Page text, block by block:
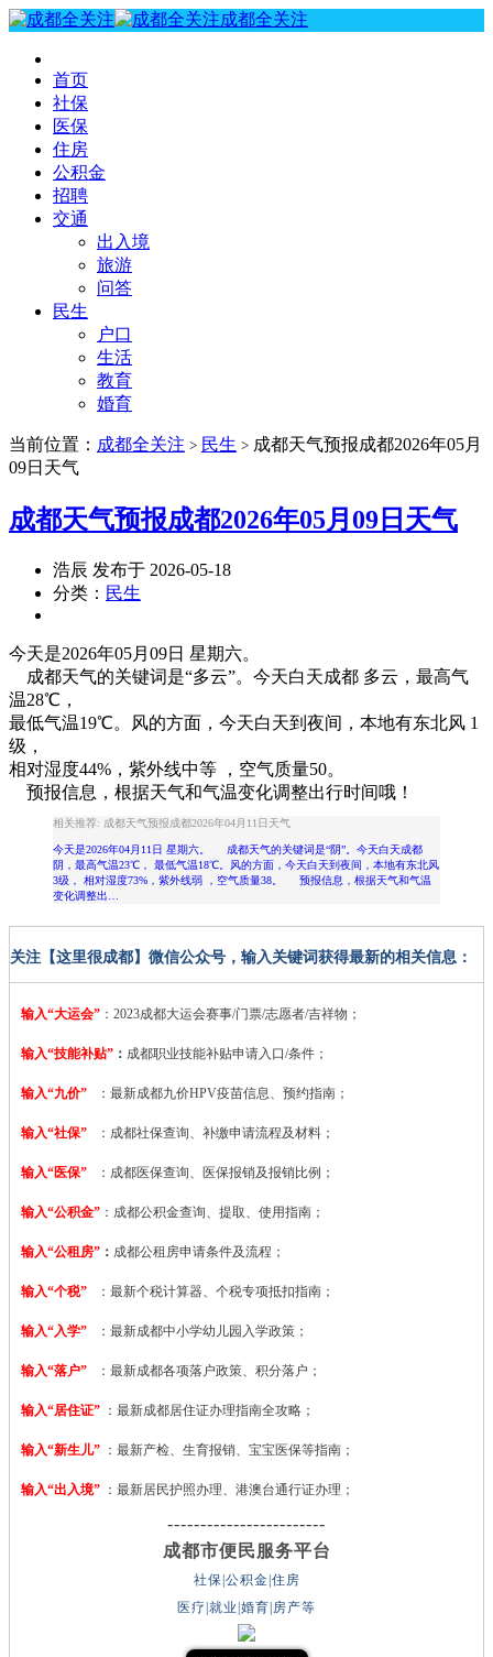
成都全关注
首页
社保
医保
住房
公积金
招聘
交通
出入境
旅游
问答
民生
户口
生活
教育
婚育
当前位置： 成都全关注 > 民生 > 成都天气预报成都2026年05月
09日天气
成都天气预报成都2026年05月09日天气
浩辰 发布于 2026-05-18
分类： 民生
今天是2026年05月09日 星期六。
成都天气的关键词是“多云”。今天白天成都 多云 ， 最高气
温28℃ ，
最低气温19℃。风的方面，今天白天到夜间，本地有东北风 1
级 ，
相对湿度44% ，紫外线中等 ，空气质量50。
预报信息，根据天气和气温变化调整出行时间哦！
相关推荐: 成都天气预报成都2026年04月11日天气
今天是2026年04月11日 星期六。 成都天气的关键词是“阴”。今天白天成都
阴，最高气温23℃， 最低气温18℃。风的方面，今天白天到夜间，本地有东北风
3级， 相对湿度73%，紫外线弱 ，空气质量38。 预报信息，根据天气和气温
变化调整出…
关注【这里很成都】微信公众号，输入关键词获得最新的相关信息：
输入“大运会” ：2023成都大运会赛事/门票/志愿者/吉祥物；
输入“技能补贴” ： 成都职业技能补贴申请入口/条件；
输入“九价” ：最新成都九价HPV疫苗信息、预约指南；
输入“社保” ：成都社保查询、补缴申请流程及材料；
输入“医保” ：成都医保查询、医保报销及报销比例；
输入“公积金” ：成都公积金查询、提取、使用指南；
输入“公租房” ： 成都公租房申请条件及流程；
输入“个税” ：最新个税计算器、个税专项抵扣指南；
输入“入学” ：最新成都中小学幼儿园入学政策；
输入“落户” ：最新成都各项落户政策、积分落户；
输入“居住证” ：最新成都居住证办理指南全攻略；
输入“新生儿” ：最新产检、生育报销、宝宝医保等指南；
输入“出入境” ：最新居民护照办理、港澳台通行证办理；
------------------------
成都市便民服务平台
社保|公积金|住房
医疗|就业|婚育|房产等